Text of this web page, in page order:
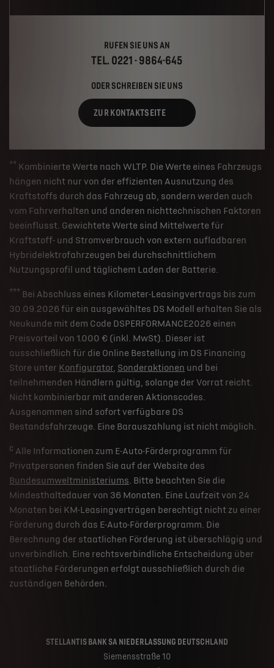
RUFEN SIE UNS AN
TEL. 0221 - 9864-645
ODER SCHREIBEN SIE UNS
ZUR KONTAKTSEITE
** Kombinierte Werte nach WLTP. Die Werte eines Fahrzeugs
hängen nicht nur von der effizienten Ausnutzung des
Kraftstoffs durch das Fahrzeug ab, sondern werden auch
vom Fahrverhalten und anderen nichttechnischen Faktoren
beeinflusst. Gewichtete Werte sind Mittelwerte für
Kraftstoff- und Stromverbrauch von extern aufladbaren
Hybridelektrofahrzeugen bei durchschnittlichem
Nutzungsprofil und täglichem Laden der Batterie.
*** Bei Abschluss eines Kilometer-Leasingvertrags bis zum
30.09.2026 für ein ausgewähltes DS Modell erhalten Sie als
Neukunde mit dem Code DSPERFORMANCE2026 einen
Preisvorteil von 1.000 € (inkl. MwSt). Dieser ist
ausschließlich für die Online Bestellung im DS Financing
Store unter Konfigurator, Sonderaktionen und bei
teilnehmenden Händlern gültig, solange der Vorrat reicht.
Nicht kombinierbar mit anderen Aktionscodes.
Ausgenommen sind sofort verfügbare DS
Bestandsfahrzeuge. Eine Barauszahlung ist nicht möglich.
c Alle Informationen zum E-Auto-Förderprogramm für
Privatpersonen finden Sie auf der Website des
Bundesumweltministeriums. Bitte beachten Sie die
Mindesthaltedauer von 36 Monaten. Eine Laufzeit von 24
Monaten bei KM-Leasingverträgen berechtigt nicht zu einer
Förderung durch das E-Auto-Förderprogramm. Die
Berechnung der staatlichen Förderung ist überschlägig und
unverbindlich. Eine rechtsverbindliche Entscheidung über
staatliche Förderungen erfolgt ausschließlich durch die
zuständigen Behörden.
STELLANTIS BANK SA NIEDERLASSUNG DEUTSCHLAND
Siemensstraße 10